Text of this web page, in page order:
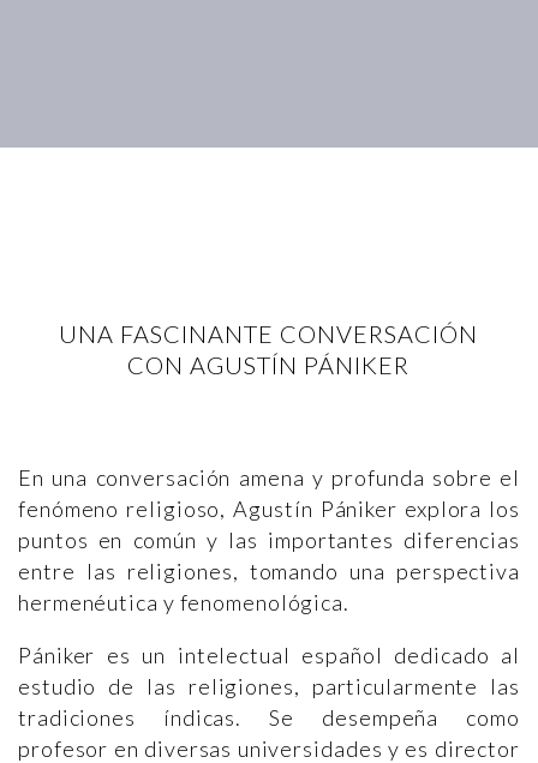
UNA FASCINANTE CONVERSACIÓN
CON AGUSTÍN PÁNIKER
En una conversación amena y profunda sobre el
fenómeno religioso, Agustín Pániker explora los
puntos en común y las importantes diferencias
entre las religiones, tomando una perspectiva
hermenéutica y fenomenológica.
Pániker es un intelectual español dedicado al
estudio de las religiones, particularmente las
tradiciones índicas. Se desempeña como
profesor en diversas universidades y es director